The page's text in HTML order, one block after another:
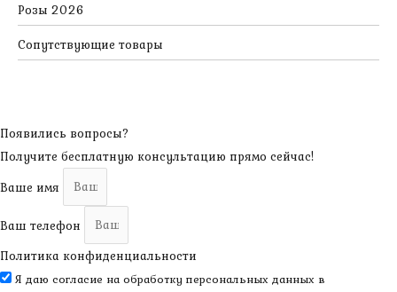
Розы 2026
Сопутствующие товары
Появились вопросы?
Получите бесплатную консультацию прямо сейчас!
Ваше имя
Ваш телефон
Политика конфиденциальности
Я даю согласие на обработку персональных данных в